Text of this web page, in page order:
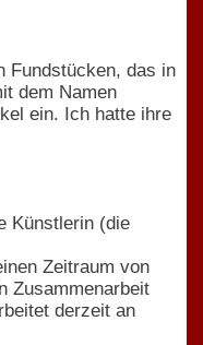
Fundstücken, das in
dem Namen
ein. Ich hatte ihre
Künstlerin (die
Zeitraum von
Zusammenarbeit
derzeit an